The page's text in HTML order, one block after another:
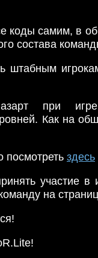
коды самим, в
состава
штабным
азарт при
Как на
здесь
участие в
на